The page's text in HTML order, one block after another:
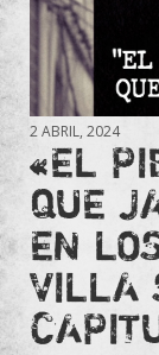
2 ABRIL, 2024
«EL
QUE
EN
VILLA